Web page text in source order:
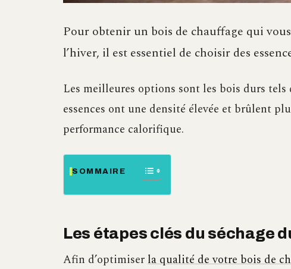
Pour obtenir un bois de chauffage qui
l’hiver, il est essentiel de choisir des
Les meilleures options sont les bois durs tels
essences ont une densité élevée et brûlent
performance calorifique.
SOMMAIRE
Les étapes clés du séchage
Afin d’optimiserla qualité de votre bois de